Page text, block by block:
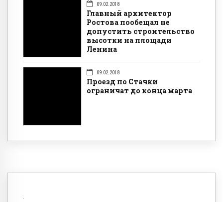
09.02.2018
Главный архитектор
Ростова пообещал не
допустить строительство
высотки на площади
Ленина
09.02.2018
Проезд по Стачки
ограничат до конца марта